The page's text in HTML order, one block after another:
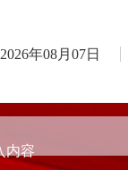
2026年08月07日